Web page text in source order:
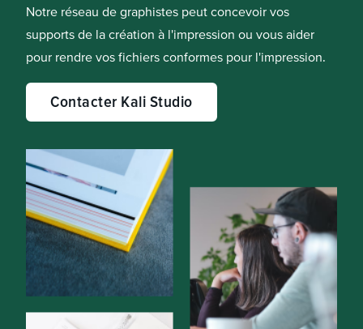
Notre réseau de graphistes peut concevoir vos
supports de la création à l'impression ou vous aider
pour rendre vos fichiers conformes pour l'impression.
Contacter Kali Studio